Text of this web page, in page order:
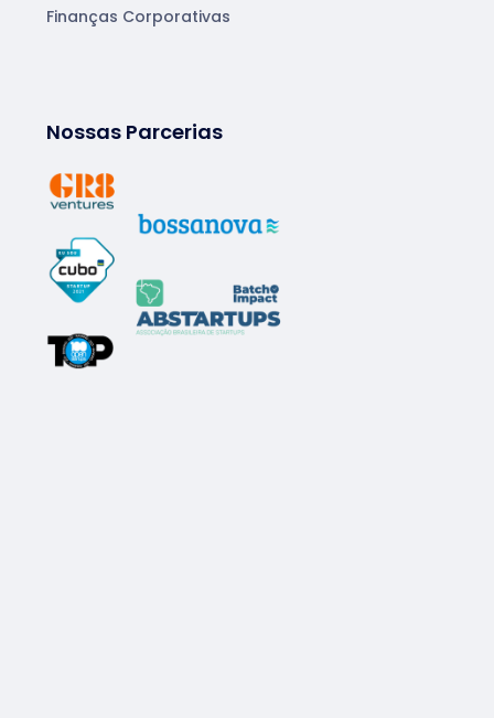
Finanças Corporativas
Nossas Parcerias